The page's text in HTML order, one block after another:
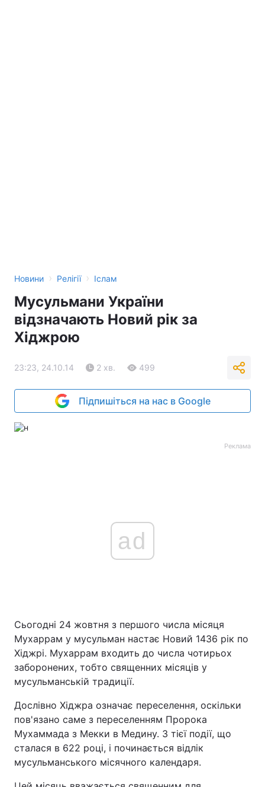
Новини › Релігії › Іслам
Мусульмани України
відзначають Новий рік за
Хіджрою
23:23, 24.10.14 2 хв. 499
Підпишіться на нас в Google
Реклама
ad
Сьогодні 24 жовтня з першого числа місяця
Мухаррам у мусульман настає Новий 1436 рік по
Хіджрі. Мухаррам входить до числа чотирьох
заборонених, тобто священних місяців у
мусульманській традиції.
Дослівно Хіджра означає переселення, оскільки
пов'язано саме з переселенням Пророка
Мухаммада з Мекки в Медину. З тієї події, що
сталася в 622 році, і починається відлік
мусульманського місячного календаря.